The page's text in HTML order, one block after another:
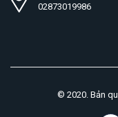
02873019986
© 2020. Bản